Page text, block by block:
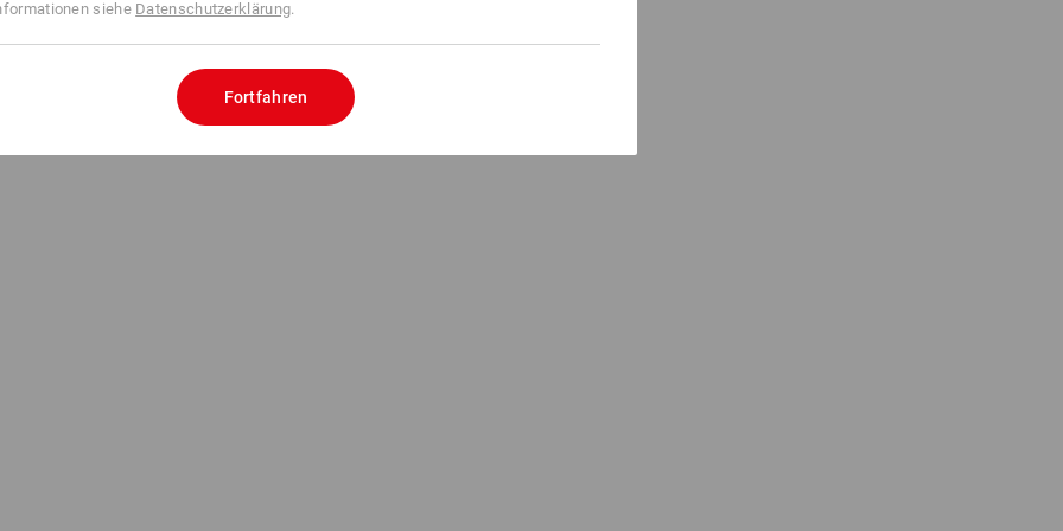
siehe Datenschutzerklärung.
Fortfahren